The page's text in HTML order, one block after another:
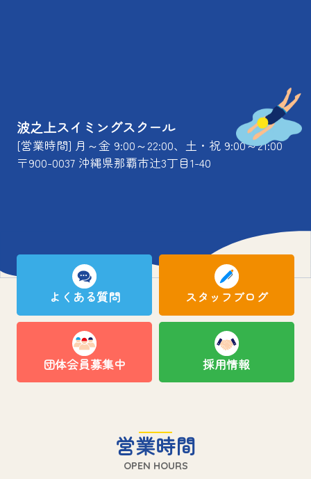
波之上スイミングスクール
[営業時間] 月～金 9:00～22:00、土・祝 9:00～21:00
〒900-0037 沖縄県那覇市辻3丁目1-40
よくある質問 スタッフブログ
団体会員募集中 採用情報
営業時間
OPEN HOURS